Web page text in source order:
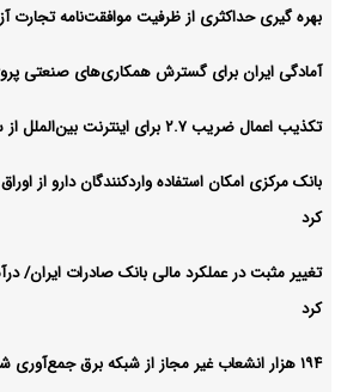
بهره گیری حداکثری از ظرفیت موافقت‌نامه تجارت
آمادگی ایران برای گسترش همکاری‌های صنعتی
تکذیب اعمال ضریب ۲.۷ برای اینترنت بین‌الملل از سوی سازمان تنظیم مقررات
بانک مرکزی امکان استفاده واردکنندگان دارو از
کرد
کرد
۱۹۴ هزار انشعاب غیر مجاز از شبکه برق جمع‌آوری شد